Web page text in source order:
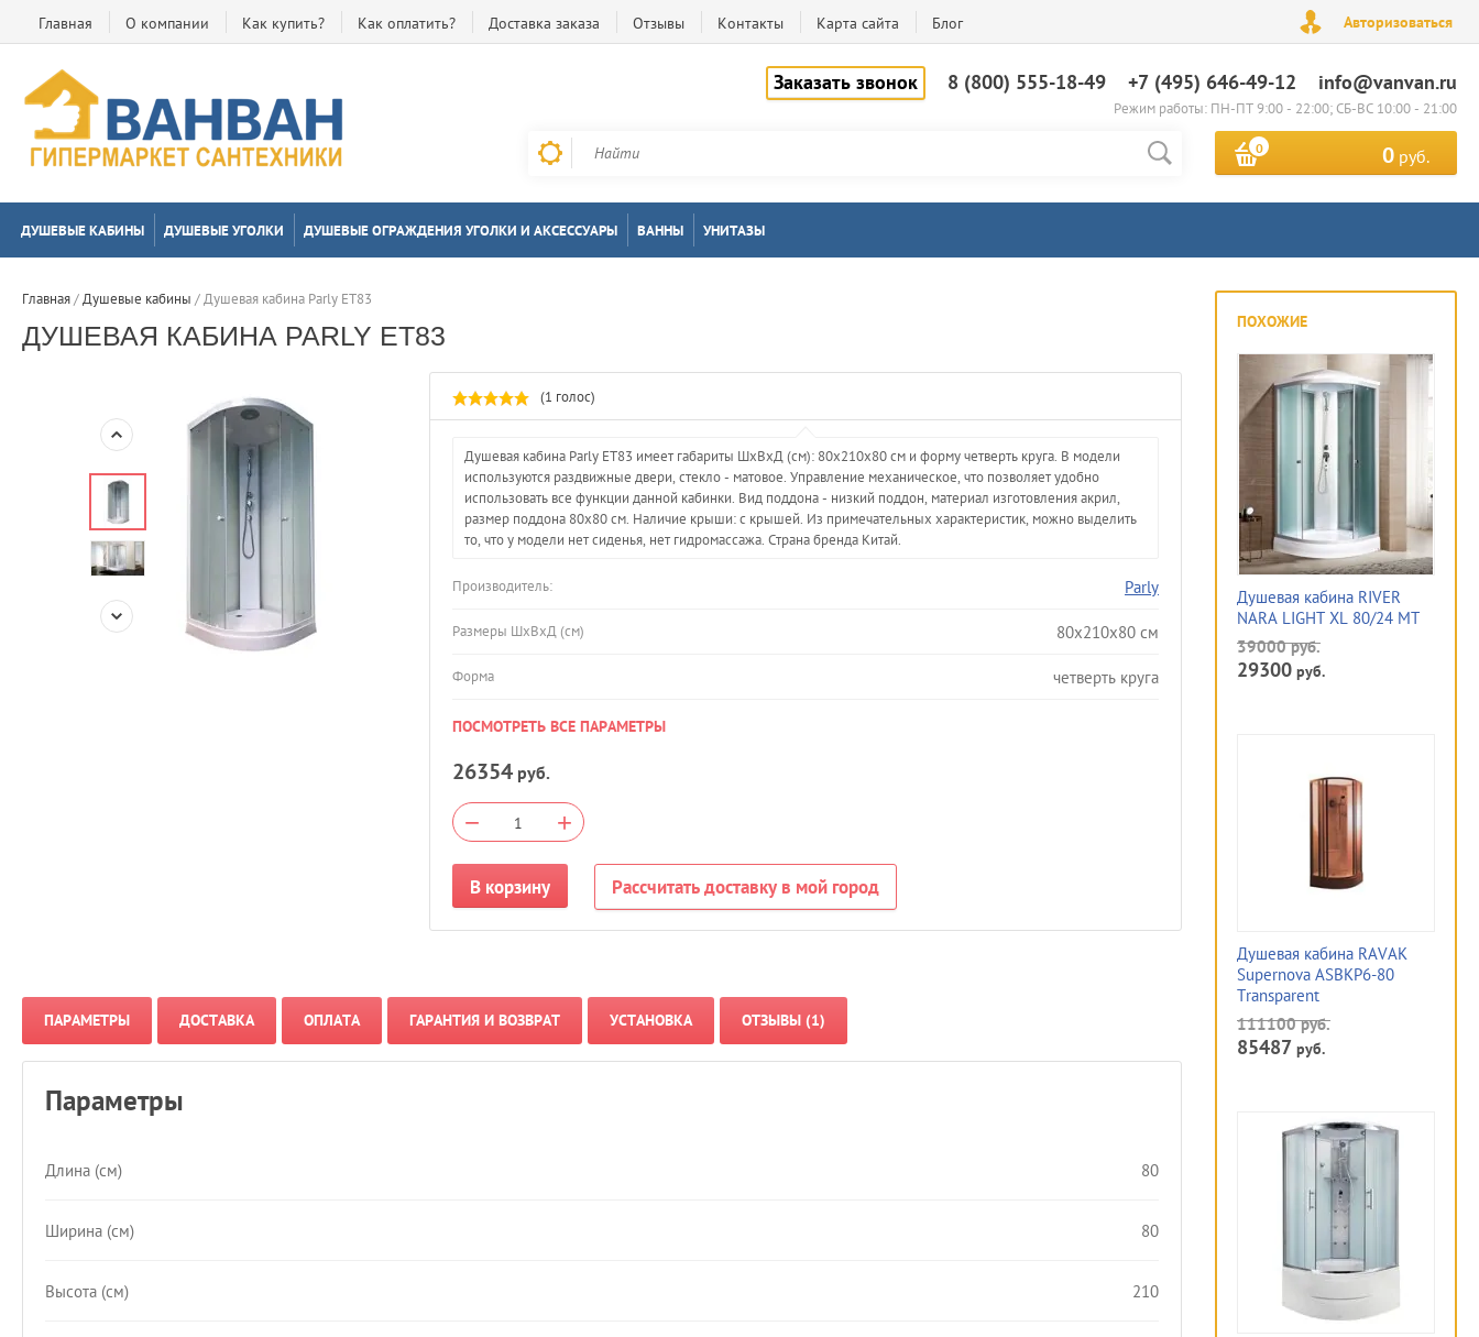
Главная О компании Как купить? Как оплатить? Доставка заказа Отзывы Контакты Карта сайта Блог Авторизоваться
Заказать звонок 8 (800) 555-18-49 +7 (495) 646-49-12 info@vanvan.ru
Режим работы: ПН-ПТ 9:00 - 22:00; СБ-ВС 10:00 - 21:00
0 0 руб.
ДУШЕВЫЕ КАБИНЫ ДУШЕВЫЕ УГОЛКИ ДУШЕВЫЕ ОГРАЖДЕНИЯ УГОЛКИ И АКСЕССУАРЫ ВАННЫ УНИТАЗЫ
ПОХОЖИЕ
Душевая кабина RIVER
NARA LIGHT XL 80/24 MT
39000руб.
29300 руб.
Душевая кабина RAVAK
Supernova ASBKP6-80
Transparent
111100руб.
85487 руб.
Главная / Душевые кабины / Душевая кабина Parly ET83
ДУШЕВАЯ КАБИНА PARLY ET83
(1 голос)
Душевая кабина Parly ET83 имеет габариты ШхВхД (см): 80x210x80 см и форму четверть круга. В модели
используются раздвижные двери, стекло - матовое. Управление механическое, что позволяет удобно
использовать все функции данной кабинки. Вид поддона - низкий поддон, материал изготовления акрил,
размер поддона 80х80 см. Наличие крыши: с крышей. Из примечательных характеристик, можно выделить
то, что у модели нет сиденья, нет гидромассажа. Страна бренда Китай.
Производитель: Parly
Размеры ШхВхД (см) 80x210x80 см
Форма четверть круга
ПОСМОТРЕТЬ ВСЕ ПАРАМЕТРЫ
26354 руб.
− +
В корзину Рассчитать доставку в мой город
ПАРАМЕТРЫ ДОСТАВКА ОПЛАТА ГАРАНТИЯ И ВОЗВРАТ УСТАНОВКА ОТЗЫВЫ (1)
Параметры
Длина (см) 80
Ширина (см) 80
Высота (см) 210